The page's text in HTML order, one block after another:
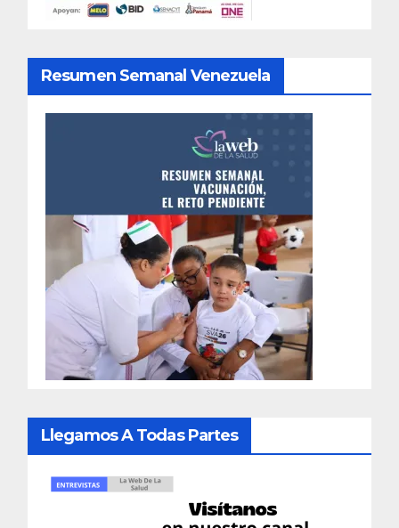
Resumen Semanal Venezuela
Llegamos A Todas Partes